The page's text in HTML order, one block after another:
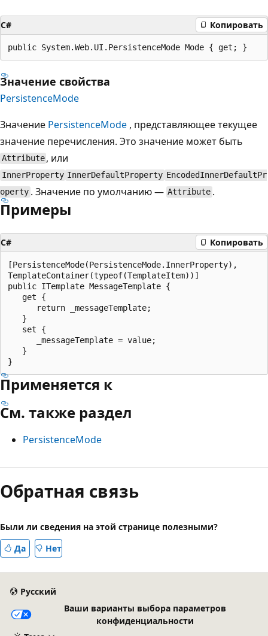
C# Копировать
public System.Web.UI.PersistenceMode Mode { get; }
Значение свойства
PersistenceMode
Значение PersistenceMode , представляющее текущее
значение перечисления. Это значение может быть
Attribute , или
InnerProperty InnerDefaultProperty EncodedInnerDefaultPr
operty . Значение по умолчанию — Attribute .
Примеры
C# Копировать
[PersistenceMode(PersistenceMode.InnerProperty),
TemplateContainer(typeof(TemplateItem))]
public ITemplate MessageTemplate {
   get {
      return _messageTemplate;
   }
   set {
      _messageTemplate = value;
   }
Применяется к
См. также раздел
PersistenceMode
Режим
чтения
выключен
Обратная связь
Были ли сведения на этой странице полезными?
Да
Нет
Русский
Ваши варианты выбора параметров
конфиденциальности